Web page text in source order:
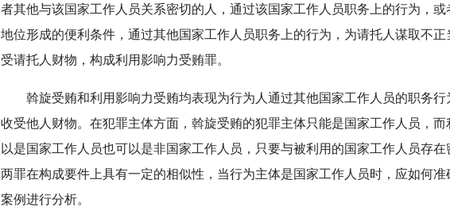
者其他与该国家工作人员关系密切的人，通过该国家工作人员职务上的行为，
地位形成的便利条件，通过其他国家工作人员职务上的行为，为请托人谋取不
受请托人财物，构成利用影响力受贿罪。
斡旋受贿和利用影响力受贿均表现为行为人通过其他国家工作人员的职务行
收受他人财物。在犯罪主体方面，斡旋受贿的犯罪主体只能是国家工作人员，
以是国家工作人员也可以是非国家工作人员，只要与被利用的国家工作人员存在
两罪在构成要件上具有一定的相似性，当行为主体是国家工作人员时，应如何
案例进行分析。